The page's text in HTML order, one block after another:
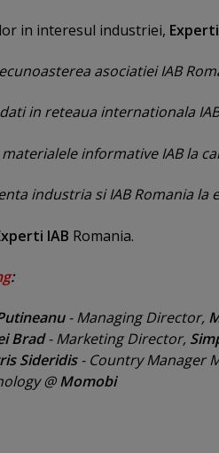
in interesul industriei,
asociatiei IAB
in reteaua internationala
informative IAB la
industria si IAB Romania la
IAB Romania.
:
- Managing Director,
Brad- Marketing Director,
Sideridis- Country Manager
@Momobi